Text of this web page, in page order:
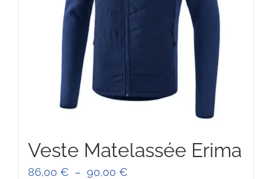
Veste Matelassée Erima
86,00 € – 90,00 €Plage